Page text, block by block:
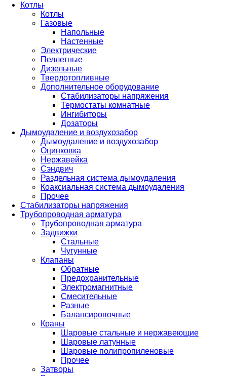
Котлы
Котлы
Газовые
Напольные
Настенные
Электрические
Пеллетные
Дизельные
Твердотопливные
Дополнительное оборудование
Стабилизаторы напряжения
Термостаты комнатные
Ингибиторы
Дозаторы
Дымоудаление и воздухозабор
Дымоудаление и воздухозабор
Оцинковка
Нержавейка
Сэндвич
Раздельная система дымоудаления
Коаксиальная система дымоудаления
Прочее
Стабилизаторы напряжения
Трубопроводная арматура
Трубопроводная арматура
Задвижки
Стальные
Чугунные
Клапаны
Обратные
Предохранительные
Электромагнитные
Смесительные
Разные
Балансировочные
Краны
Шаровые стальные и нержавеющие
Шаровые латунные
Шаровые полипропиленовые
Прочее
Затворы